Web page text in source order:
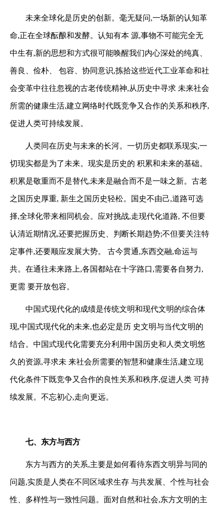
未来全球化是历史的创新。毫无疑问,一场新的认知革
命,正在全球酝酿和发酵。认知有本 源,事物不可能完全无
中生有,新的思想和方式很可能唤醒我们内心深处的纯真、
善良、俭朴、 包容、协同意识,拣拾这些近代工业革命和社
会变革中往往忽视的古老传统精神,从历史中寻求 未来社会
所需的健康生活,建立网络时代既竞争又合作的关系和秩序,
促进人类可持续发展。
人类同在历史与未来的长河。一切历史都联系现实,一
切现实都是为了未来。现实是历史的 积累和未来的基础。
积累是敬重而不是替代,未来是融合而不是一味之新。古老
之国历史厚重, 新生之国历史轻松。国史不由己,道路可选
择,全球化带来相同机会。应对挑战,走现代化道路, 不但要
认清近期情况,还要把握历史、判断长期趋势;不但要关注特
定事件,还要顺应发展大势。 古今贯通,东西交融,命运与
共。在通往未来路上,各国都站在十字路口,需要各自努力,
更需 要开放包容。
中国式现代化的成绩是传统文明和现代文明的综合体
现,中国式现代化的未来,也必定是历 史文明与当代文明的
结合。中国式现代化需要充分利用中国历史和人类文明悠
久的资源,寻求未 来社会所需要的智慧和健康生活,建立现
代化条件下既竞争又合作的良性关系和秩序,促进人类 可持
续发展。不忘初心,走向更远。
七、东方与西方
东方与西方的关系,主要是如何看待东西文明异与同的
问题,实质是人类在不同区域求生存 与共发展、个性与社会
性、多样性与一致性问题。面对自然和社会,东方文明的主